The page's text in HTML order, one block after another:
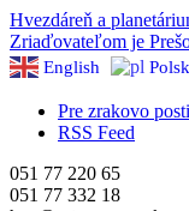
Hvezdáreň a
Zriaďovateľom je
English
Pre zrakovo
RSS Feed
051 77 220 65
051 77 332 18